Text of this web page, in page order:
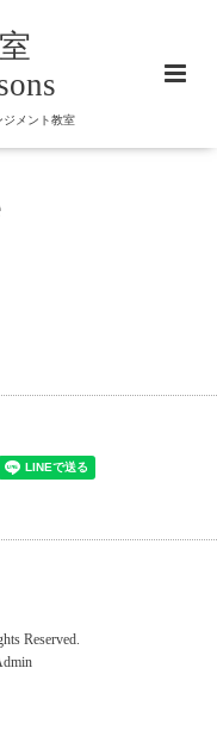
ジメント教室
Reserved.